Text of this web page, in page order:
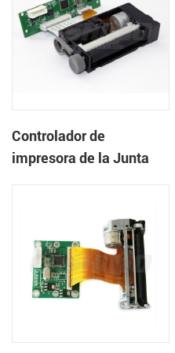
Controlador de
impresora de la Junta